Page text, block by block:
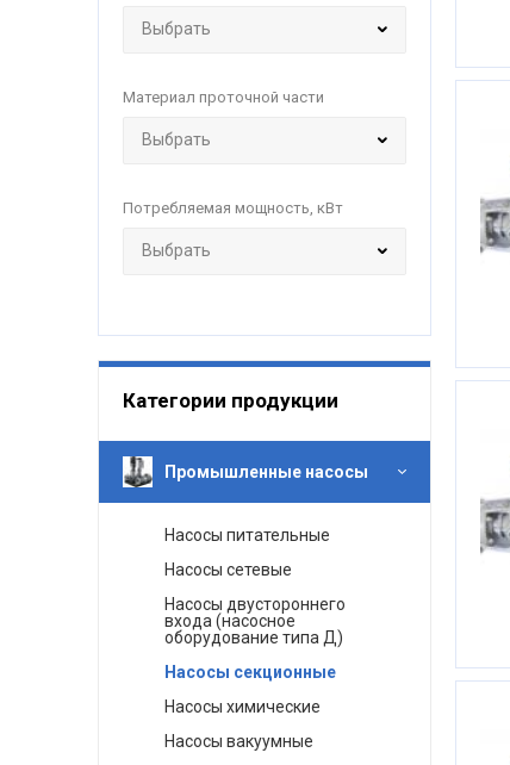
Материал проточной части
Потребляемая мощность, кВт
Категории продукции
Промышленные насосы
Насосы питательные
Насосы сетевые
Насосы двустороннего
входа (насосное
оборудование типа Д)
Насосы секционные
Насосы химические
Насосы вакуумные